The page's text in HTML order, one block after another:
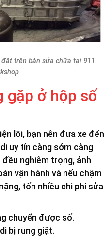
trên bàn sửa chữa tại 911
gặp ở hộp số
lỗi, bạn nên đưa xe đến
uy tín càng sớm càng
nghiêm trọng, ảnh
vận hành và nếu chậm
tốn nhiều chi phí sửa
chuyển được số.
bị rung giật.